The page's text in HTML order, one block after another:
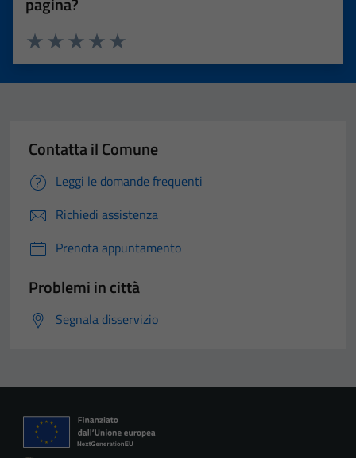
Valuta 5 stelle su 5
Valuta 4 stelle su 5
Valuta 3 stelle su 5
Valuta 2 stelle su 5
Valuta 1 stelle su 5
Contatta il Comune
Leggi le domande frequenti
Richiedi assistenza
Prenota appuntamento
Problemi in città
Segnala disservizio